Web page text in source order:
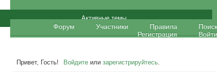
•The Hogwarts | Official forum•
Форум Участники Правила
Поиск
Регистрация
Войти
Активные темы
Привет, Гость! Войдите илизарегистрируйтесь.